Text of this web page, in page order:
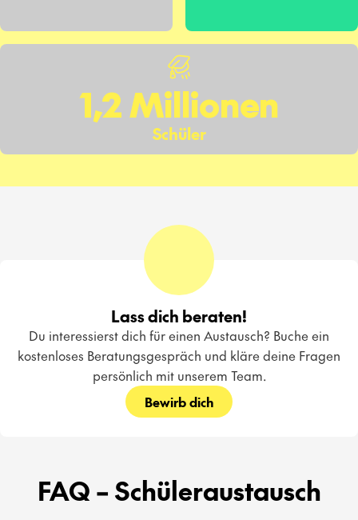
1,2 Millionen
Schüler
Lass dich beraten!
Du interessierst dich für einen Austausch? Buche ein
kostenloses Beratungsgespräch und kläre deine Fragen
persönlich mit unserem Team.
Bewirb dich
FAQ – Schüleraustausch